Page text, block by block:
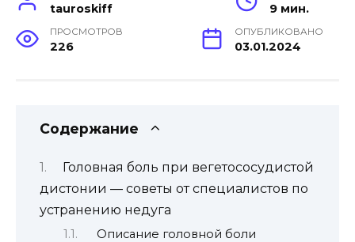
tauroskiff 9 мин.
ПРОСМОТРОВ
226
ОПУБЛИКОВАНО
03.01.2024
Содержание
Головная боль при вегетососудистой
дистонии — советы от специалистов по
устранению недуга
Описание головной боли